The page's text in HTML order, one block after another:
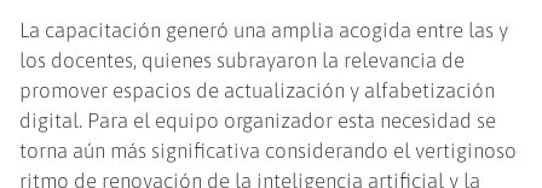
La capacitación generó una amplia acogida entre las y
los docentes, quienes subrayaron la relevancia de
promover espacios de actualización y alfabetización
digital. Para el equipo organizador esta necesidad se
torna aún más significativa considerando el vertiginoso
ritmo de renovación de la inteligencia artificial y la